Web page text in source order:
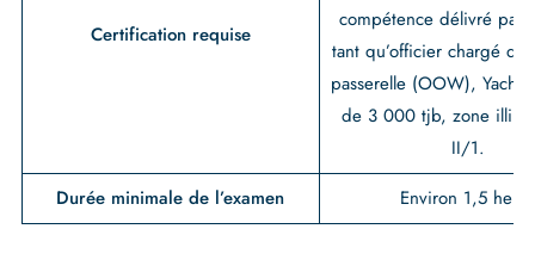
Certification requise
compétence délivré par
tant qu’officier chargé du
passerelle (OOW),
de 3 000 tjb, zone
II/1.
Durée minimale de l’examen
Environ 1,5